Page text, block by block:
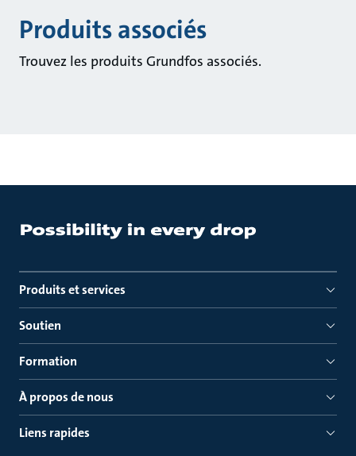
Produits associés
Trouvez les produits Grundfos associés.
Produits et services
Soutien
Formation
À propos de nous
Liens rapides